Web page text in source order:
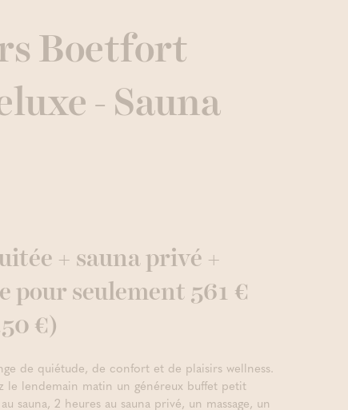
Boetfort
- Sauna
+ sauna privé +
pour seulement 561 €
€)
de quiétude, de confort et de plaisirs wellness.
le lendemain matin un généreux buffet petit
sauna, 2 heures au sauna privé, un massage, un